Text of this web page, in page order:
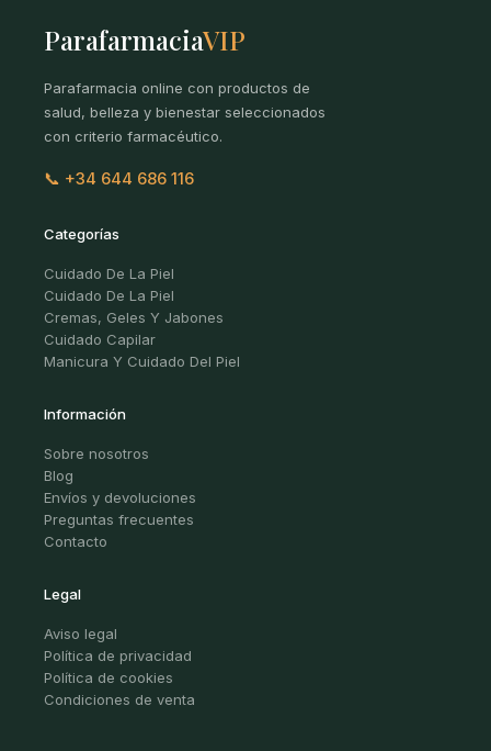
ParafarmaciaVIP
Parafarmacia online con productos de
salud, belleza y bienestar seleccionados
con criterio farmacéutico.
📞 +34 644 686 116
Categorías
Cuidado De La Piel
Cuidado De La Piel
Cremas, Geles Y Jabones
Cuidado Capilar
Manicura Y Cuidado Del Piel
Información
Sobre nosotros
Blog
Envíos y devoluciones
Preguntas frecuentes
Contacto
Legal
Aviso legal
Política de privacidad
Política de cookies
Condiciones de venta